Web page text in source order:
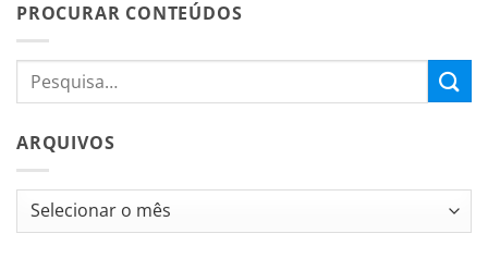
PROCURAR CONTEÚDOS
ARQUIVOS
Arquivos